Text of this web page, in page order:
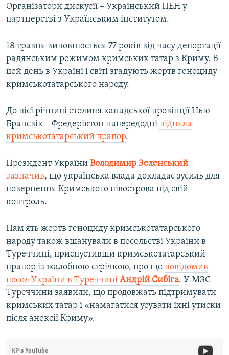
Організатори дискусії – Український ПЕН у
партнерстві з Українським інститутом.
18 травня виповнюється 77 років від часу депортації
радянським режимом кримських татар з Криму. В
цей день в Україні і світі згадують жертв геноциду
кримськотатарського народу.
До цієї річниці столиця канадської провінції Нью-
Брансвік – Фредеріктон напередодні підняла
кримськотатарський прапор.
Президент України Володимир Зеленський
зазначив, що українська влада докладає зусиль для
повернення Кримського півострова під свій
контроль.
Пам'ять жертв геноциду кримськотатарського
народу також вшанували в посольстві України в
Туреччині, приспустивши кримськотатарський
прапор із жалобною стрічкою, про що повідомив
посол України в Туреччині Андрій Сибіга. У МЗС
Туреччини заявили, що продовжать підтримувати
кримських татар і «намагатися усувати їхні утиски
після анексії Криму».
КР в YouTube